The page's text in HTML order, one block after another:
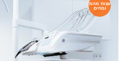
עצות מהמ
ומחים